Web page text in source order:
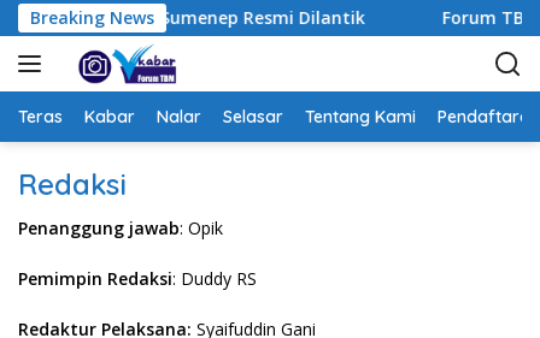
a
g
u
Breaking News
Forum TBM Sumenep Resmi Dilantik Forum
Teras Kabar Nalar Selasar Tentang Kami Pendaftaran
Redaksi
Penanggung jawab: Opik
Pemimpin Redaksi: Duddy RS
Redaktur Pelaksana: Syaifuddin Gani